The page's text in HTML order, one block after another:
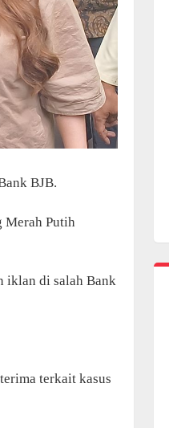
BJB.
Merah Putih
iklan di salah Bank
terkait kasus